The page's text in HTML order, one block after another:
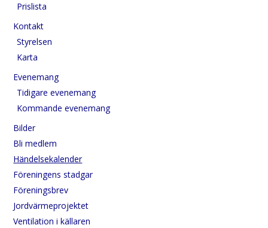
Prislista
Kontakt
Styrelsen
Karta
Evenemang
Tidigare evenemang
Kommande evenemang
Bilder
Bli medlem
Händelsekalender
Föreningens stadgar
Föreningsbrev
Jordvärmeprojektet
Ventilation i källaren